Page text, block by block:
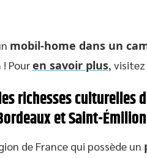
mobil-home dans un
Pouren savoir plus,
richesses culturelles
et Saint-Émilion
de France qui possède un